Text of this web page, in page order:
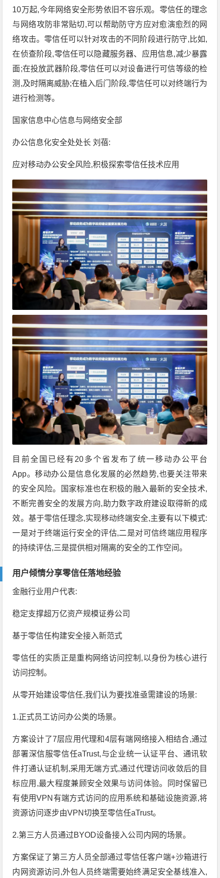
10万起,今年网络安全形势依旧不容乐观。零信任的理念
与网络攻防非常贴切,可以帮助防守方应对愈演愈烈的网
络攻击。零信任可以针对攻击的不同阶段进行防守,比如,
在侦查阶段,零信任可以隐藏服务器、应用信息,减少暴露
面;在投放武器阶段,零信任可以对设备进行可信等级的检
测,及时隔离威胁;在植入后门阶段,零信任可以对终端行为
进行检测等。
国家信息中心信息与网络安全部
办公信息化安全处处长 刘蓓:
应对移动办公安全风险,积极探索零信任技术应用
目前全国已经有20多个省发布了统一移动办公平台
App。移动办公是信息化发展的必然趋势,也要关注带来
的安全风险。国家标准也在积极的融入最新的安全技术,
不断完善安全的发展方向,助力数字政府建设取得新的成
效。基于零信任理念,实现移动终端安全,主要有以下模式:
一是对于终端运行安全的评估,二是对可信终端应用程序
的持续评估,三是提供相对隔离的安全的工作空间。
用户倾情分享零信任落地经验
金融行业用户代表:
稳定支撑超万亿资产规模证券公司
基于零信任构建安全接入新范式
零信任的实质正是重构网络访问控制,以身份为核心进行
访问控制。
从零开始建设零信任,我们认为要找准亟需建设的场景:
1.正式员工访问办公类的场景。
方案设计了7层应用代理和4层有端网络接入相结合,通过
部署深信服零信任aTrust,与企业统一认证平台、通讯软
件打通认证机制,采用无端方式,通过代理访问收敛后的目
标应用,最大程度兼顾安全效果与访问体验。同时保留已
有使用VPN有端方式访问的应用系统和基础设施资源,将
资源访问逐步由VPN切换至零信任aTrust。
2.第三方人员通过BYOD设备接入公司内网的场景。
方案保证了第三方人员全部通过零信任客户端+沙箱进行
内网资源访问,外包人员终端需要始终满足安全基线准入,